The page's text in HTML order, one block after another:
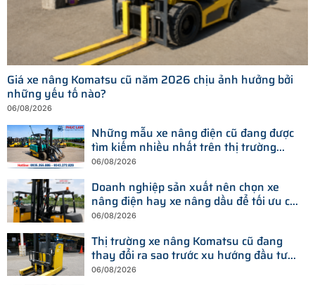
Giá xe nâng Komatsu cũ năm 2026 chịu ảnh hưởng bởi
những yếu tố nào?
06/08/2026
Những mẫu xe nâng điện cũ đang được
tìm kiếm nhiều nhất trên thị trường
hiện nay
06/08/2026
Doanh nghiệp sản xuất nên chọn xe
nâng điện hay xe nâng dầu để tối ưu chi
phí?
06/08/2026
Thị trường xe nâng Komatsu cũ đang
thay đổi ra sao trước xu hướng đầu tư
thiết bị mới?
06/08/2026